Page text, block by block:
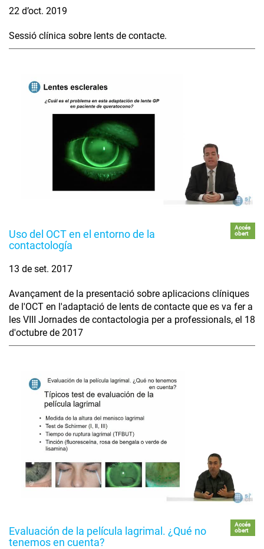
22 d’oct. 2019
Sessió clínica sobre lents de contacte.
Uso del OCT en el entorno de la
contactología
Accés
obert
13 de set. 2017
Avançament de la presentació sobre aplicacions clíniques
de l'OCT en l'adaptació de lents de contacte que es va fer a
les VIII Jornades de contactologia per a professionals, el 18
d'octubre de 2017
Evaluación de la película lagrimal. ¿Qué no
tenemos en cuenta?
Accés
obert